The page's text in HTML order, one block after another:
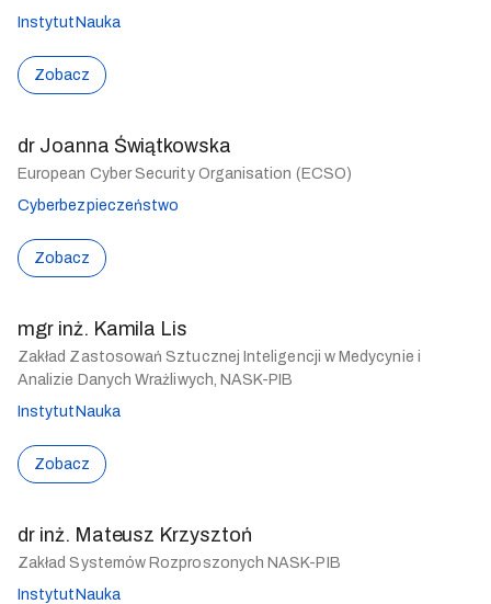
Instytut Nauka
Zobacz
dr Joanna Świątkowska
European Cyber Security Organisation (ECSO)
Cyberbezpieczeństwo
Zobacz
mgr inż. Kamila Lis
Zakład Zastosowań Sztucznej Inteligencji w Medycynie i
Analizie Danych Wrażliwych, NASK-PIB
Instytut Nauka
Zobacz
dr inż. Mateusz Krzysztoń
Zakład Systemów Rozproszonych NASK-PIB
Instytut Nauka